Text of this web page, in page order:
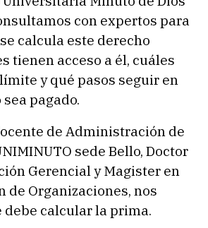
con expertos para
calcula este derecho
tienen acceso a él, cuáles
y qué pasos seguir en
pagado.
de Administración de
sede Bello, Doctor
Gerencial y Magister en
Organizaciones, nos
debe calcular la prima.